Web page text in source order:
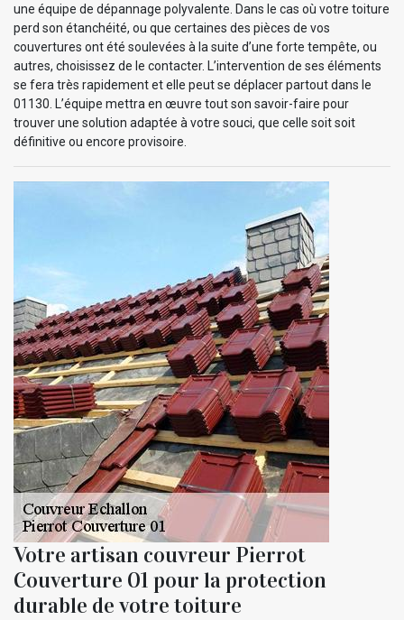
une équipe de dépannage polyvalente. Dans le cas où votre toiture
perd son étanchéité, ou que certaines des pièces de vos
couvertures ont été soulevées à la suite d’une forte tempête, ou
autres, choisissez de le contacter. L’intervention de ses éléments
se fera très rapidement et elle peut se déplacer partout dans le
01130. L’équipe mettra en œuvre tout son savoir-faire pour
trouver une solution adaptée à votre souci, que celle soit soit
définitive ou encore provisoire.
Votre artisan couvreur Pierrot
Couverture 01 pour la protection
durable de votre toiture